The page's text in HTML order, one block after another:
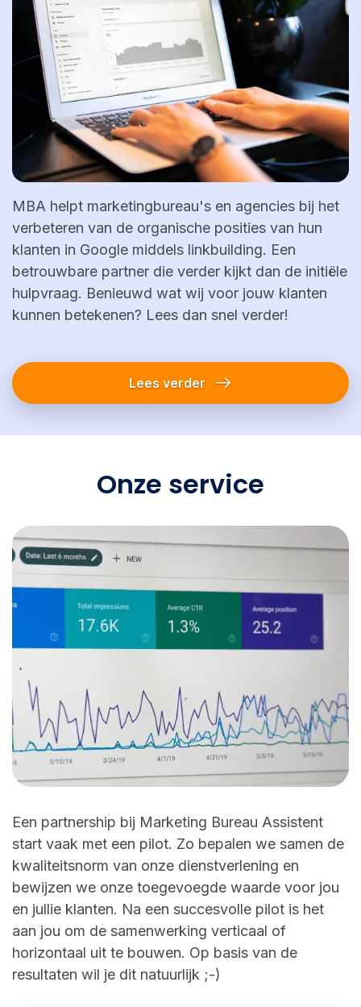
MBA helpt marketingbureau's en agencies bij het
verbeteren van de organische posities van hun
klanten in Google middels linkbuilding. Een
betrouwbare partner die verder kijkt dan de initiële
hulpvraag. Benieuwd wat wij voor jouw klanten
kunnen betekenen? Lees dan snel verder!
Lees verder
Onze service
Een partnership bij Marketing Bureau Assistent
start vaak met een pilot. Zo bepalen we samen de
kwaliteitsnorm van onze dienstverlening en
bewijzen we onze toegevoegde waarde voor jou
en jullie klanten. Na een succesvolle pilot is het
aan jou om de samenwerking verticaal of
horizontaal uit te bouwen. Op basis van de
resultaten wil je dit natuurlijk ;-)